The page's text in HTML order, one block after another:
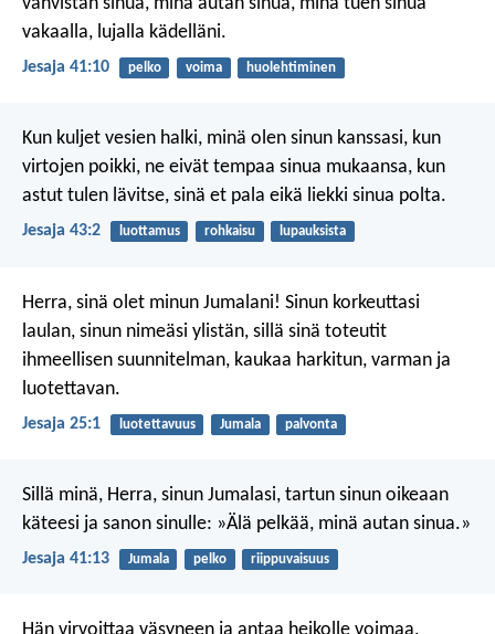
vakaalla, lujalla kädelläni.
Jesaja 41:10 pelko voima huolehtiminen
Kun kuljet vesien halki, minä olen sinun kanssasi, kun
virtojen poikki, ne eivät tempaa sinua mukaansa, kun
astut tulen lävitse, sinä et pala eikä liekki sinua polta.
Jesaja 43:2 luottamus rohkaisu lupauksista
Herra, sinä olet minun Jumalani! Sinun korkeuttasi
laulan, sinun nimeäsi ylistän, sillä sinä toteutit
ihmeellisen suunnitelman, kaukaa harkitun, varman ja
luotettavan.
Jesaja 25:1 luotettavuus Jumala palvonta
Sillä minä, Herra, sinun Jumalasi, tartun sinun oikeaan
käteesi ja sanon sinulle: »Älä pelkää, minä autan sinua.»
Jesaja 41:13 Jumala pelko riippuvaisuus